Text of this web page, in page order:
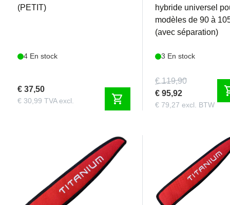
(PETIT)
4 En stock
€ 37,50
€ 30,99 TVA excl. shopping_cart
hybride universel
modèles de 90 à
(avec séparation)
3 En stock
€ 119,90
€ 95,92
€ 79,27 excl. BTW